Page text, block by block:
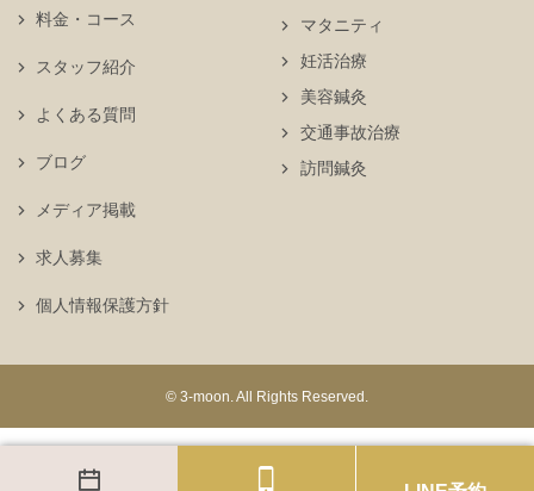
マタニティ
妊活治療
美容鍼灸
交通事故治療
訪問鍼灸
料金・コース
スタッフ紹介
よくある質問
ブログ
メディア掲載
求人募集
個人情報保護方針
© 3-moon. All Rights Reserved.